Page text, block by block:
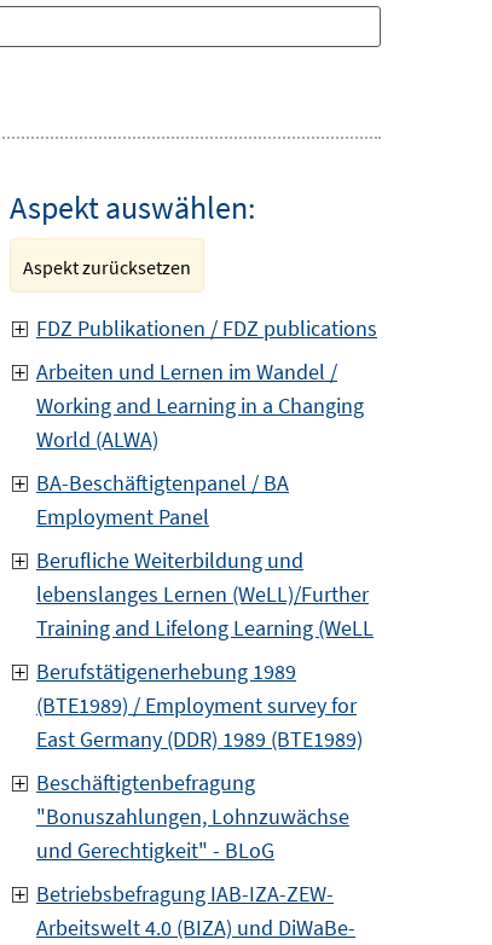
Aspekt auswählen:
Aspekt zurücksetzen
FDZ Publikationen / FDZ publications
Arbeiten und Lernen im Wandel /
Working and Learning in a Changing
World (ALWA)
BA-Beschäftigtenpanel / BA
Employment Panel
Berufliche Weiterbildung und
lebenslanges Lernen (WeLL)/Further
Training and Lifelong Learning (WeLL
Berufstätigenerhebung 1989
(BTE1989) / Employment survey for
East Germany (DDR) 1989 (BTE1989)
Beschäftigtenbefragung
"Bonuszahlungen, Lohnzuwächse
und Gerechtigkeit" - BLoG
Betriebsbefragung IAB-IZA-ZEW-
Arbeitswelt 4.0 (BIZA) und DiWaBe-